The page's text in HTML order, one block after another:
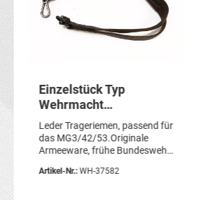
Einzelstück Typ
Wehrmacht
Trageriemen Leder für
Maschinengewehr
MG42 Lederriemen MG
DEFEKT
Leder Trageriemen, passend für
das MG3/42/53.Originale
Armeeware, frühe Bundeswehr,
schöne Alterspatina,DEFEKT/
Artikel-Nr.:WH-37582